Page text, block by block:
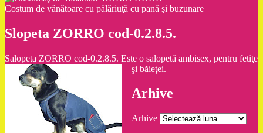
Costum de vânătoare cu pălăriuţă cu pană şi buzunare
Slopeta ZORRO cod-0.2.8.5.
Salopeta ZORRO cod-0.2.8.5. Este o salopetă ambisex, pentru fetiţe
şi băieţei.
Arhive
Arhive